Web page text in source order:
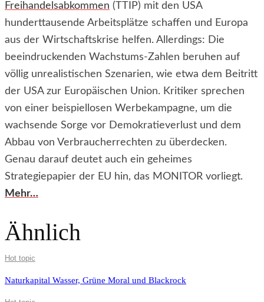
Freihandelsabkommen (TTIP) mit den USA
hunderttausende Arbeitsplätze schaffen und Europa
aus der Wirtschaftskrise helfen. Allerdings: Die
beeindruckenden Wachstums-Zahlen beruhen auf
völlig unrealistischen Szenarien, wie etwa dem Beitritt
der USA zur Europäischen Union. Kritiker sprechen
von einer beispiellosen Werbekampagne, um die
wachsende Sorge vor Demokratieverlust und dem
Abbau von Verbraucherrechten zu überdecken.
Genau darauf deutet auch ein geheimes
Strategiepapier der EU hin, das MONITOR vorliegt.
Mehr…
Ähnlich
Hot topic
Naturkapital Wasser, Grüne Moral und Blackrock